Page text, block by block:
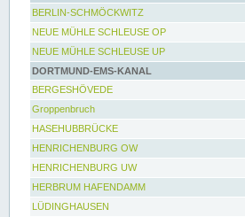
BERLIN-SCHMÖCKWITZ
NEUE MÜHLE SCHLEUSE OP
NEUE MÜHLE SCHLEUSE UP
DORTMUND-EMS-KANAL
BERGESHÖVEDE
Groppenbruch
HASEHUBBRÜCKE
HENRICHENBURG OW
HENRICHENBURG UW
HERBRUM HAFENDAMM
LÜDINGHAUSEN